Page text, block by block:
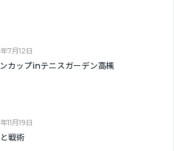
7月12日
カップinテニスガーデン高槻
11月19日
戦術